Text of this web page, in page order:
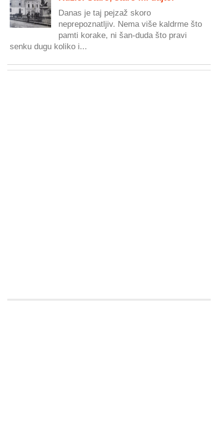
Danas je taj pejzaž skoro
neprepoznatljiv. Nema više kaldrme što
pamti korake, ni šan-duda što pravi
senku dugu koliko i...